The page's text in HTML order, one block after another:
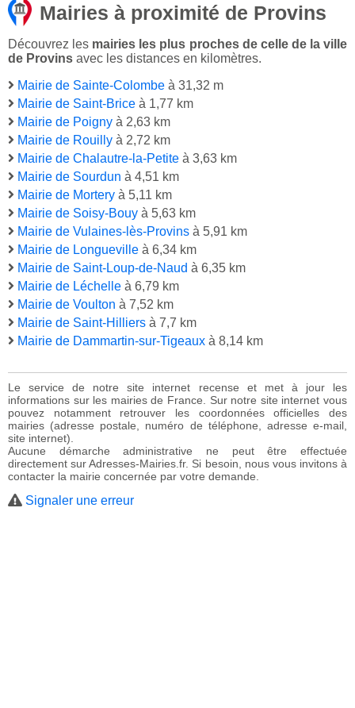
Mairies à proximité de Provins
Découvrez les mairies les plus proches de celle de la ville
de Provins avec les distances en kilomètres.
Mairie de Sainte-Colombe à 31,32 m
Mairie de Saint-Brice à 1,77 km
Mairie de Poigny à 2,63 km
Mairie de Rouilly à 2,72 km
Mairie de Chalautre-la-Petite à 3,63 km
Mairie de Sourdun à 4,51 km
Mairie de Mortery à 5,11 km
Mairie de Soisy-Bouy à 5,63 km
Mairie de Vulaines-lès-Provins à 5,91 km
Mairie de Longueville à 6,34 km
Mairie de Saint-Loup-de-Naud à 6,35 km
Mairie de Léchelle à 6,79 km
Mairie de Voulton à 7,52 km
Mairie de Saint-Hilliers à 7,7 km
Mairie de Dammartin-sur-Tigeaux à 8,14 km
Le service de notre site internet recense et met à jour les
informations sur les mairies de France. Sur notre site internet vous
pouvez notamment retrouver les coordonnées officielles des
mairies (adresse postale, numéro de téléphone, adresse e-mail,
site internet).
Aucune démarche administrative ne peut être effectuée
directement sur Adresses-Mairies.fr. Si besoin, nous vous invitons à
contacter la mairie concernée par votre demande.
Signaler une erreur